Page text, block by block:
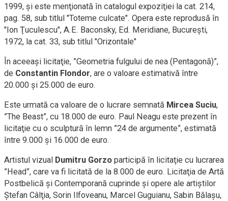
1999, şi este menţionată în catalogul expoziţiei la cat. 214,
pag. 58, sub titlul "Toteme culcate". Opera este reprodusă în
"Ion Ţuculescu", A.E. Baconsky, Ed. Meridiane, Bucureşti,
1972, la cat. 33, sub titlul "Orizontale"
În aceeaşi licitaţie, ”Geometria fulgului de nea (Pentagonă)”,
de Constantin Flondor, are o valoare estimativă între
20.000 şi 25.000 de euro.
Este urmată ca valoare de o lucrare semnată Mircea Suciu,
”The Beast”, cu 18.000 de euro. Paul Neagu este prezent în
licitaţie cu o sculptură în lemn ”24 de argumente”, estimată
între 9.000 şi 16.000 de euro.
Artistul vizual Dumitru Gorzo participă în licitaţie cu lucrarea
”Head”, care va fi licitată de la 8.000 de euro. Licitaţia de Artă
Postbelică şi Contemporană cuprinde şi opere ale artiştilor
Ştefan Câlţia, Sorin Ilfoveanu, Marcel Guguianu, Sabin Bălaşu,